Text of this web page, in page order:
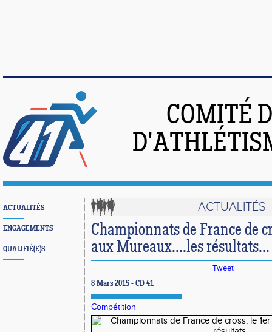
COMITÉ
ACTUALITÉS
ENGAGEMENTS
QUALIFIÉ(E)S
ACTUALITÉS
Championnats de France de
aux Mureaux....les résultats...
Tweet
8 Mars 2015 - CD 41
Compétition